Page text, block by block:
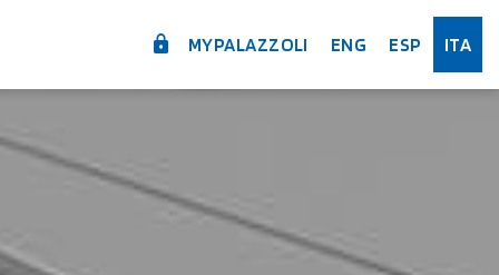
MYPALAZZOLI ENG ESP ITA